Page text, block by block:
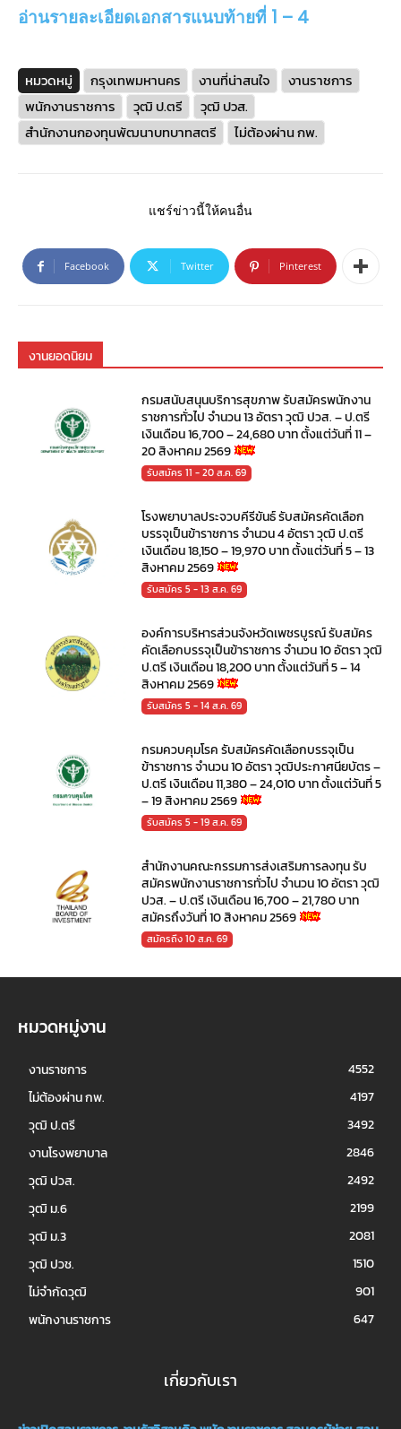
อ่านรายละเอียดเอกสารแนบท้ายที่ 1 – 4
หมวดหมู่ กรุงเทพมหานคร งานที่น่าสนใจ
งานราชการ
พนักงานราชการ
วุฒิ ป.ตรี
วุฒิ ปวส.
สำนักงานกองทุนพัฒนาบทบาทสตรี
ไม่ต้องผ่าน กพ.
แชร์ข่าวนี้ให้คนอื่น
Facebook Twitter Pinterest
งานยอดนิยม
กรมสนับสนุนบริการสุขภาพ รับสมัครพนักงาน
ราชการทั่วไป จำนวน 13 อัตรา วุฒิ ปวส. – ป.ตรี
เงินเดือน 16,700 – 24,680 บาท ตั้งแต่วันที่ 11 –
20 สิงหาคม 2569
รับสมัคร 11 - 20 ส.ค. 69
โรงพยาบาลประจวบคีรีขันธ์ รับสมัครคัดเลือก
บรรจุเป็นข้าราชการ จำนวน 4 อัตรา วุฒิ ป.ตรี
เงินเดือน 18,150 – 19,970 บาท ตั้งแต่วันที่ 5 – 13
สิงหาคม 2569
รับสมัคร 5 - 13 ส.ค. 69
องค์การบริหารส่วนจังหวัดเพชรบูรณ์ รับสมัคร
คัดเลือกบรรจุเป็นข้าราชการ จำนวน 10 อัตรา วุฒิ
ป.ตรี เงินเดือน 18,200 บาท ตั้งแต่วันที่ 5 – 14
สิงหาคม 2569
รับสมัคร 5 - 14 ส.ค. 69
กรมควบคุมโรค รับสมัครคัดเลือกบรรจุเป็น
ข้าราชการ จำนวน 10 อัตรา วุฒิประกาศนียบัตร –
ป.ตรี เงินเดือน 11,380 – 24,010 บาท ตั้งแต่วันที่ 5
– 19 สิงหาคม 2569
รับสมัคร 5 - 19 ส.ค. 69
สำนักงานคณะกรรมการส่งเสริมการลงทุน รับ
สมัครพนักงานราชการทั่วไป จำนวน 10 อัตรา วุฒิ
ปวส. – ป.ตรี เงินเดือน 16,700 – 21,780 บาท
สมัครถึงวันที่ 10 สิงหาคม 2569
สมัครถึง 10 ส.ค. 69
หมวดหมู่งาน
งานราชการ
4552
ไม่ต้องผ่าน กพ.
4197
วุฒิ ป.ตรี
3492
งานโรงพยาบาล
2846
วุฒิ ปวส.
2492
วุฒิ ม.6
2199
วุฒิ ม.3
2081
วุฒิ ปวช.
1510
ไม่จำกัดวุฒิ
901
พนักงานราชการ
647
เกี่ยวกับเรา